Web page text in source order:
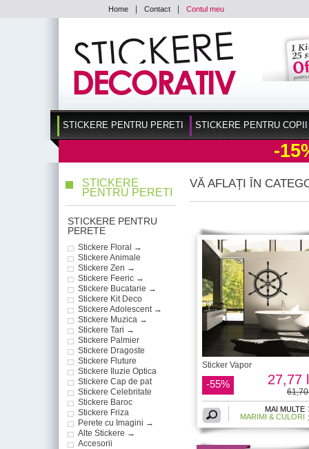
Home Contact Contul meu
STICKERE PENTRU PERETI STICKERE PENTRU COPII
-
STICKERE
PENTRU PERETI
STICKERE PENTRU
PERETE
Stickere Floral →
Stickere Animale
Stickere Zen →
Stickere Feeric →
Stickere Bucatarie →
Stickere Kit Deco
Stickere Adolescent →
Stickere Muzica →
Stickere Tari →
Stickere Palmier
Stickere Dragoste
Stickere Fluture
Stickere Iluzie Optica
Stickere Cap de pat
Stickere Celebritate
Stickere Baroc
Stickere Friza
Perete cu Imagini →
Alte Stickere →
Accesorii
VĂ AFLAȚI ÎN
Sticker Vapor
-55% 27,77
MAI MULTE
MARIMI & CULORI